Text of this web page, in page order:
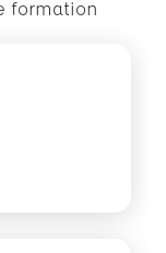
formation